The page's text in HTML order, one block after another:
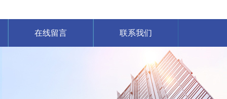
在线留言 联系我们